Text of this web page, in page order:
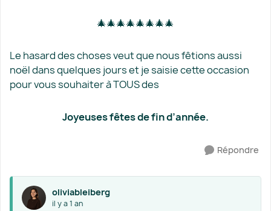
🎄🎄🎄🎄🎄🎄🎄🎄
Le hasard des choses veut que nous fêtions aussi
noël dans quelques jours et je saisie cette occasion
pour vous souhaiter à TOUS des
Joyeuses fêtes de fin d’année.
Répondre
oliviableiberg
il y a 1 an